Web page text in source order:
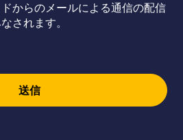
からのメールによる通信の配信
されます。
送信